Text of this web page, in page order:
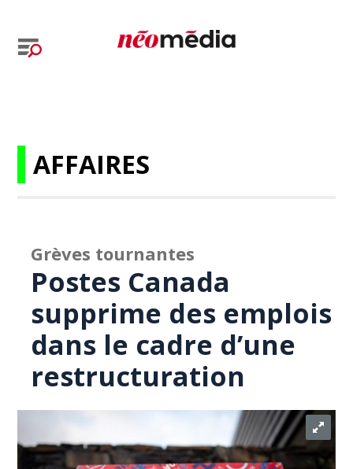
AFFAIRES
Grèves tournantes
Postes Canada
supprime des emplois
dans le cadre d’une
restructuration